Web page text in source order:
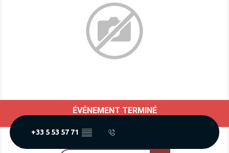
OUVERTURE ET COORDONNÉES
ÉVÉNEMENT TERMINÉ
+33 5 53 57 71 ▒▒